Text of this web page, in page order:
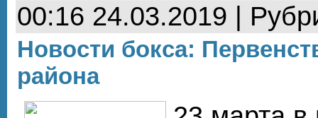
00:16 24.03.2019 |
Новости бокса:
района